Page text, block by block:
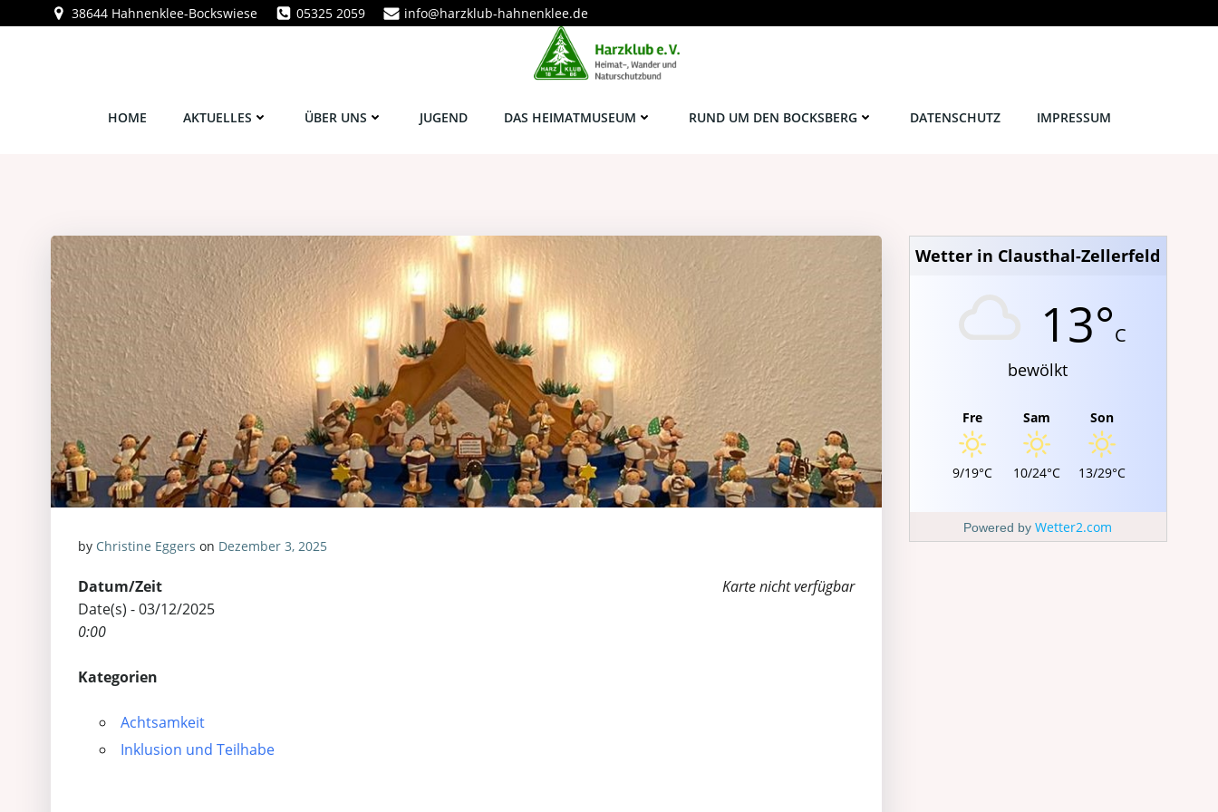
Inhalt
38644 Hahnenklee-Bockswiese 05325 2059 info@harzklub-hahnenklee.de
HOME AKTUELLES ÜBER UNS JUGEND DAS HEIMATMUSEUM RUND UM DEN BOCKSBERG DATENSCHUTZ IMPRESSUM
by Christine Eggers on Dezember 3, 2025
Karte nicht verfügbar
Datum/Zeit
Date(s) - 03/12/2025
0:00
Kategorien
Achtsamkeit
Inklusion und Teilhabe
Wetter in Clausthal-Zellerfeld
13°C
bewölkt
Fre
9/19°C
Sam
10/24°C
Son
13/29°C
Powered byWetter2.com